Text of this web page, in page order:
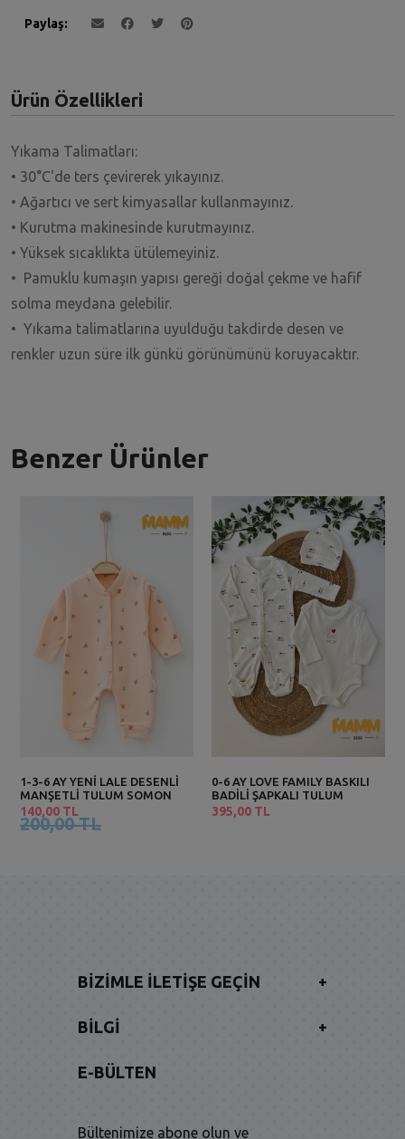
Paylaş
Ürün Özellikleri
Yıkama Talimatları:
• 30°C'de ters çevirerek yıkayınız.
• Ağartıcı ve sert kimyasallar kullanmayınız.
• Kurutma makinesinde kurutmayınız.
• Yüksek sıcaklıkta ütülemeyiniz.
• Pamuklu kumaşın yapısı gereği doğal çekme ve hafif
solma meydana gelebilir.
• Yıkama talimatlarına uyulduğu takdirde desen ve
renkler uzun süre ilk günkü görünümünü koruyacaktır.
Benzer Ürünler
1-3-6 AY YENİ LALE DESENLİ
MANŞETLİ TULUM SOMON
140,00 TL
200,00 TL
0-6 AY LOVE FAMILY BASKILI
BADİLİ ŞAPKALI TULUM
395,00 TL
BIZIMLE İLETIŞE GEÇIN +
BILGI +
E-BÜLTEN
Bültenimize abone olun ve